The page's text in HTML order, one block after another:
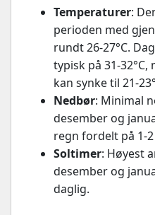
Temperaturer:
perioden med
rundt 26-27°C.
typisk på 31-
kan synke til 21-
Nedbør: Minimal
desember og
regn fordelt på 1-2
Soltimer: Høyest
desember og
daglig.